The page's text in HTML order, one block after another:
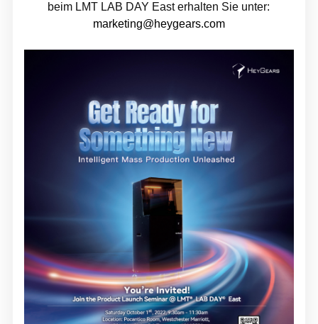
beim LMT LAB DAY East erhalten Sie unter:
marketing@heygears.com